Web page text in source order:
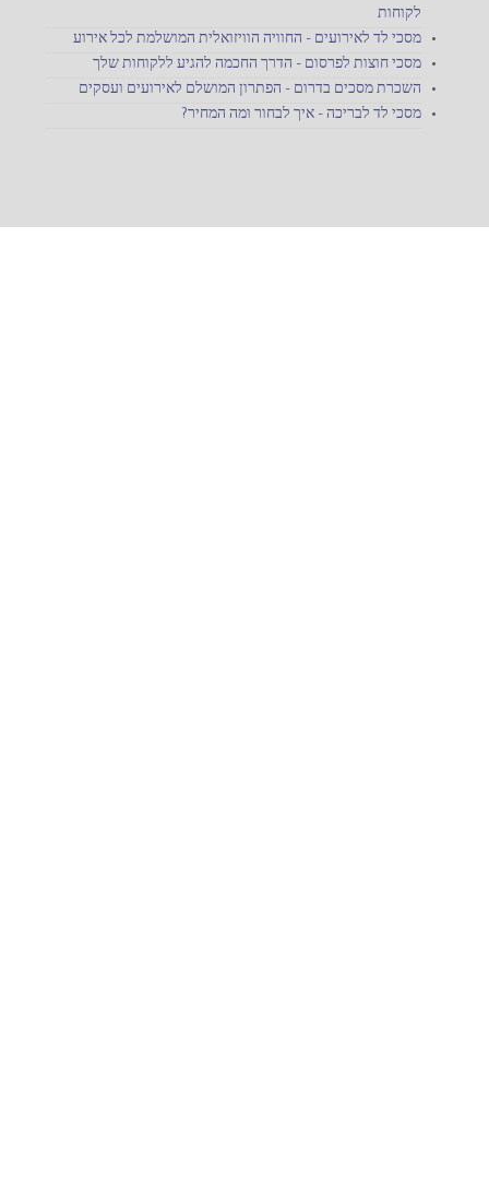
לקוחות
מסכי לד לאירועים – החוויה הוויזואלית המושלמת לכל אירוע
מסכי חוצות לפרסום – הדרך החכמה להגיע ללקוחות שלך
השכרת מסכים בדרום – הפתרון המושלם לאירועים ועסקים
מסכי לד לבריכה – איך לבחור ומה המחיר?